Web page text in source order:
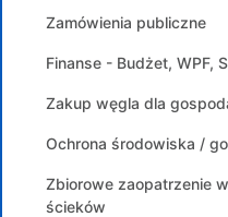
Zamówienia publiczne
Finanse - Budżet, WPF,
Zakup węgla dla
Ochrona środowiska /
Zbiorowe zaopatrzenie
ścieków